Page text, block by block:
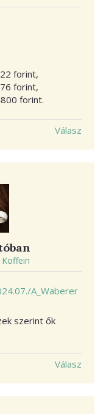
forint,
forint,
forint.
Válasz
Koffein
A_Waberer
szerint ők
Válasz